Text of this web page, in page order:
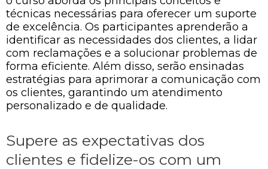
técnicas necessárias para oferecer um suporte
de excelência. Os participantes aprenderão a
identificar as necessidades dos clientes, a lidar
com reclamações e a solucionar problemas de
forma eficiente. Além disso, serão ensinadas
estratégias para aprimorar a comunicação com
os clientes, garantindo um atendimento
personalizado e de qualidade.
Supere as expectativas dos
clientes e fidelize-os com um